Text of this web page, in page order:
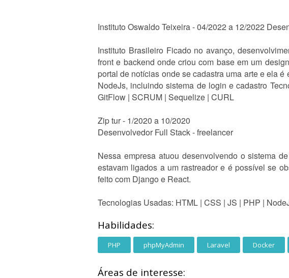
Instituto Oswaldo Teixeira - 04/2022 a 12/2022
Instituto Brasileiro Ficado no avanço,
front e backend onde criou com base em um
portal de notícias onde se cadastra uma arte e ela
NodeJs, incluindo sistema de login e cadastro
GitFlow | SCRUM | Sequelize | CURL
Zip tur - 1/2020 a 10/2020
Desenvolvedor Full Stack - freelancer
Nessa empresa atuou desenvolvendo o sistema
estavam ligados a um rastreador e é possível se
feito com Django e React.
Tecnologias Usadas: HTML | CSS | JS | PHP |
Habilidades:
PHP phpMyAdmin Laravel Docker
Áreas de interesse: